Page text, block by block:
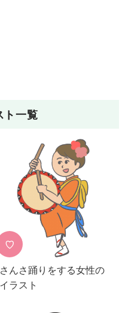
ト一覧
♡
さんさ踊りをする女性の
イラスト